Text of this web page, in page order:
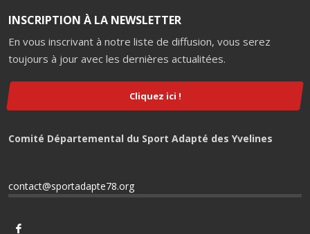
INSCRIPTION À LA NEWSLETTER
En vous inscrivant à notre liste de diffusion, vous serez
toujours à jour avec les dernières actualitées.
Cliquez ici !
Comité Départemental du Sport Adapté des Yvelines
contact@sportadapte78.org